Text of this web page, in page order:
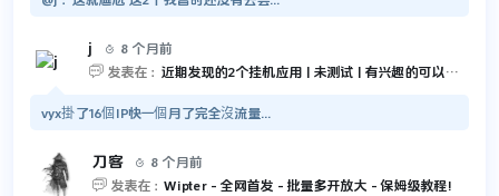
j 
8 个月前
 发表在： 近期发现的2个挂机应用 | 未测试 | 有兴趣的可以尝试一下
vyx掛了16個IP快一個月了完全沒流量...
刀客 
8 个月前
 发表在： Wipter - 全网首发 - 批量多开放大 - 保姆级教程!